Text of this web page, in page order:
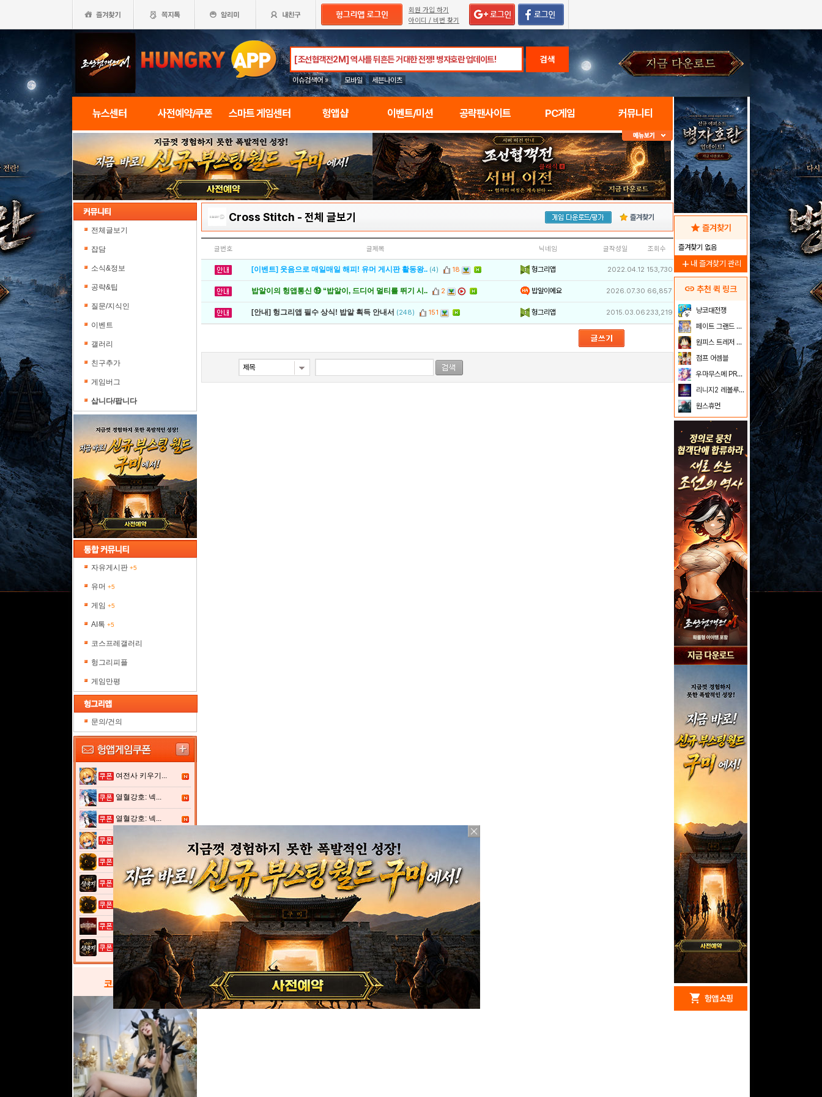
회원 가입 하기
아이디 / 비번 찾기
검색
이슈검색어 » 모바일 세븐나이츠
뉴스센터 사전예약/쿠폰 스마트 게임센터 헝앱샵 이벤트/미션 공략팬사이트 PC게임 커뮤니티
전체글보기
잡담
소식&정보
공략&팁
질문/지식인
이벤트
갤러리
친구추가
게임버그
삽니다/팝니다
자유게시판 +5
유머 +5
게임 +5
AI톡 +5
코스프레갤러리
헝그리피플
게임만평
문의/건의
여전사 키우기...
열혈강호: 넥...
열혈강호: 넥...
이것이 삼국지...
이것이 삼국지...
코스프레 갤러리
Cross Stitch - 전체 글보기 즐겨찾기
글번호 글제목 닉네임 글작성일 조회수
[이벤트] 웃음으로 매일매일 해피! 유머 게시판 활동왕.. (4) 18 헝그리앱 2022.04.12 153,730
밥알이의 헝앱통신 ⑲ “밥알이, 드디어 멀티를 뛰기 시.. 2 밥알이에요 2026.07.30 66,857
[안내] 헝그리앱 필수 상식! 밥알 획득 안내서 (248) 151 헝그리앱 2015.03.06 233,219
star 즐겨찾기
즐겨찾기 없음
add 내 즐겨찾기 관리
link 추천 퀵 링크
냥코대전쟁
페이트 그랜드 오더
원피스 트레저 크루즈
점프 어셈블
우마무스메 PRETTY DERBY
리니지2 레볼루션
원스휴먼
shopping_cart 헝앱 쇼핑